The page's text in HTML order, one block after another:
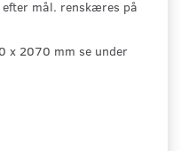
efter mål. renskæres på
x 2070 mm se under